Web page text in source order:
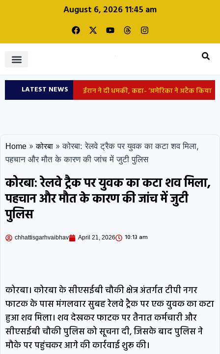
August 6, 2026 11:45 am
LATEST NEWS
ईरान ने दी धमकी, कहा- ‘अमेरिका ने अटैक किया
गिरोह पर कड़ी कार्रवाई, पुलिस ने कान पकड़कर
मंगवाई माफी, भेजे गये जेल
छत्तीसगढ़: प्रदेश में
99.2 प्रतिशत रिकॉर्ड बारिश, सारंगढ़-बिलाईगढ़ में
कोरबा में 3 साल के मासूम की सांप काटने से मौत,
युवक की फिसलन भरी चट्टान से गिरकर मौत
CGPSC ने जारी किया SI, सूबेदार और प्लाटून
कमांडर प्रारंभिक परीक्षा का रिजल्ट, 7301 अभ्यर्थियों
Home » कोरबा » कोरबा: रेलवे ट्रैक पर युवक का कटा शव मिला,
पहचान और मौत के कारण की जांच में जुटी पुलिस
कोरबा: रेलवे ट्रैक पर युवक का कटा शव मिला,
पहचान और मौत के कारण की जांच में जुटी
पुलिस
chhattisgarhvaibhav April 21, 2026 10:13 am
कोरबा। कोरबा के सीएसईबी चौकी क्षेत्र अंतर्गत टीपी नगर
फाटक के पास मंगलवार सुबह रेलवे ट्रैक पर एक युवक का कटा
हुआ शव मिला। शव देखकर फाटक पर तैनात कर्मचारी और
सीएसईबी चौकी पुलिस को सूचना दी, जिसके बाद पुलिस ने
मौके पर पहुंचकर आगे की कार्रवाई शुरू की।